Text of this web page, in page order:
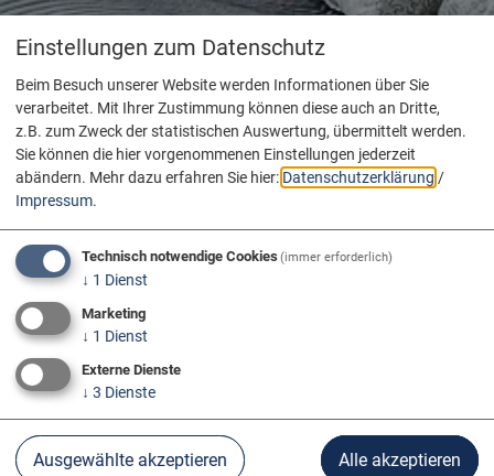
Bett+Bike
Info & Service
Einstellungen zum Datenschutz
Beim Besuch unserer Website werden Informationen über Sie
verarbeitet. Mit Ihrer Zustimmung können diese auch an Dritte,
z.B. zum Zweck der statistischen Auswertung, übermittelt werden.
Sie können die hier vorgenommenen Einstellungen jederzeit
abändern. Mehr dazu erfahren Sie hier: Datenschutzerklärung /
Impressum.
Technisch notwendige Cookies(immer erforderlich)
↓ 1 Dienst
Marketing
↓ 1 Dienst
Externe Dienste
↓ 3 Dienste
Ausgewählte akzeptieren Alle akzeptieren